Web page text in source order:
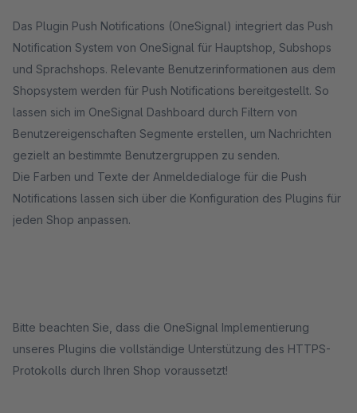
Das Plugin Push Notifications (OneSignal) integriert das Push
Notification System von OneSignal für Hauptshop, Subshops
und Sprachshops. Relevante Benutzerinformationen aus dem
Shopsystem werden für Push Notifications bereitgestellt. So
lassen sich im OneSignal Dashboard durch Filtern von
Benutzereigenschaften Segmente erstellen, um Nachrichten
gezielt an bestimmte Benutzergruppen zu senden.
Die Farben und Texte der Anmeldedialoge für die Push
Notifications lassen sich über die Konfiguration des Plugins für
jeden Shop anpassen.
Bitte beachten Sie, dass die OneSignal Implementierung
unseres Plugins die vollständige Unterstützung des HTTPS-
Protokolls durch Ihren Shop voraussetzt!